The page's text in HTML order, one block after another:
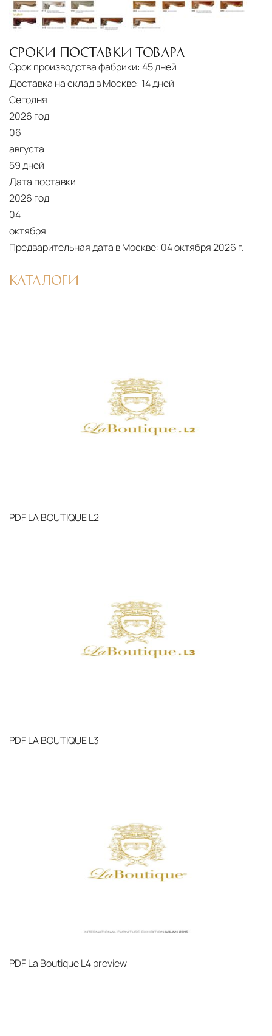
СРОКИ ПОСТАВКИ ТОВАРА
Срок производства фабрики: 45 дней
Доставка на склад в Москве: 14 дней
Сегодня
2026 год
06
августа
59 дней
Дата поставки
2026 год
04
октября
Предварительная дата в Москве: 04 октября 2026 г.
КАТАЛОГИ
PDFLA BOUTIQUE L2
PDFLA BOUTIQUE L3
PDFLa Boutique L4 preview